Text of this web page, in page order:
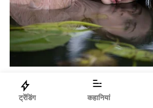
ट्रेंडिंग कहानियां